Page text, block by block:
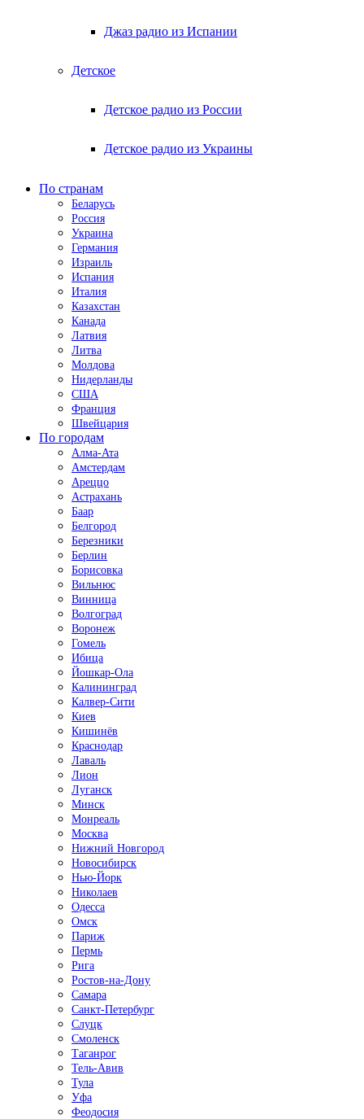
Джаз радио из Испании
Детское
Детское радио из России
Детское радио из Украины
По странам
Беларусь
Россия
Украина
Германия
Израиль
Испания
Италия
Казахстан
Канада
Латвия
Литва
Молдова
Нидерланды
США
Франция
Швейцария
По городам
Алма-Ата
Амстердам
Ареццо
Астрахань
Баар
Белгород
Березники
Берлин
Борисовка
Вильнюс
Винница
Волгоград
Воронеж
Гомель
Ибица
Йошкар-Ола
Калининград
Калвер-Сити
Киев
Кишинёв
Краснодар
Лаваль
Лион
Луганск
Минск
Монреаль
Москва
Нижний Новгород
Новосибирск
Нью-Йорк
Николаев
Одесса
Омск
Париж
Пермь
Рига
Ростов-на-Дону
Самара
Санкт-Петербург
Слуцк
Смоленск
Таганрог
Тель-Авив
Тула
Уфа
Феодосия